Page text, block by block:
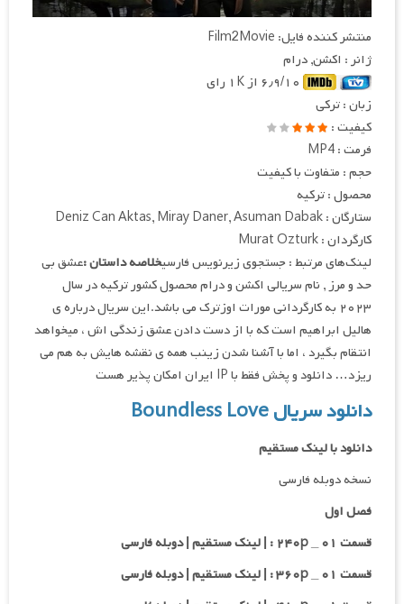
منتشر کننده فایل: Film2Movie
ژانر : اکشن, درام
زبان : ترکی
کیفیت :
فرمت : MP4
حجم : متفاوت با کیفیت
محصول : ترکیه
ستارگان : Deniz Can Aktas, Miray Daner, Asuman Dabak
کارگردان : Murat Ozturk
لینک‌های مرتبط : جستجوی زیرنویس فارسیخلاصه داستان :عشق بی
حد و مرز , نام سریالی اکشن و درام محصول کشور ترکیه در سال
۲۰۲۳ به کارگردانی مورات اوزترک می باشد.این سریال درباره ی
هالیل ابراهیم است که با از دست دادن عشق زندگی اش ، میخواهد
انتقام بگیرد ، اما با آشنا شدن زینب همه ی نقشه هایش به هم می
ریزد… دانلود و پخش فقط با IP ایران امکان پذیر هست
دانلود سریال Boundless Love
دانلود با لینک مستقیم
نسخه دوبله فارسی
فصل اول
قسمت ۰۱ _ ۲۴۰p : | لینک مستقیم | دوبله فارسی
قسمت ۰۱ _ ۳۶۰p : | لینک مستقیم | دوبله فارسی